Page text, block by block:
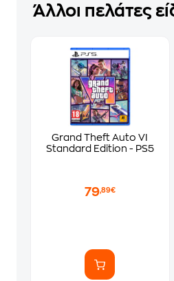
Άλλοι πελάτες
Grand Theft Auto VI
Standard Edition - PS5
79,89€